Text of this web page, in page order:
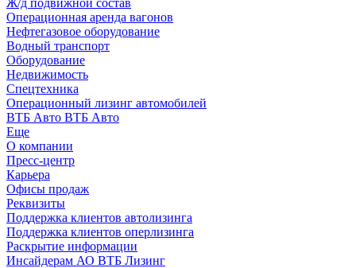
Ж/д подвижной состав
Операционная аренда вагонов
Нефтегазовое оборудование
Водный транспорт
Оборудование
Недвижимость
Спецтехника
Операционный лизинг автомобилей
ВТБ Авто ВТБ Авто
Еще
О компании
Пресс-центр
Карьера
Офисы продаж
Реквизиты
Поддержка клиентов автолизинга
Поддержка клиентов оперлизинга
Раскрытие информации
Инсайдерам АО ВТБ Лизинг